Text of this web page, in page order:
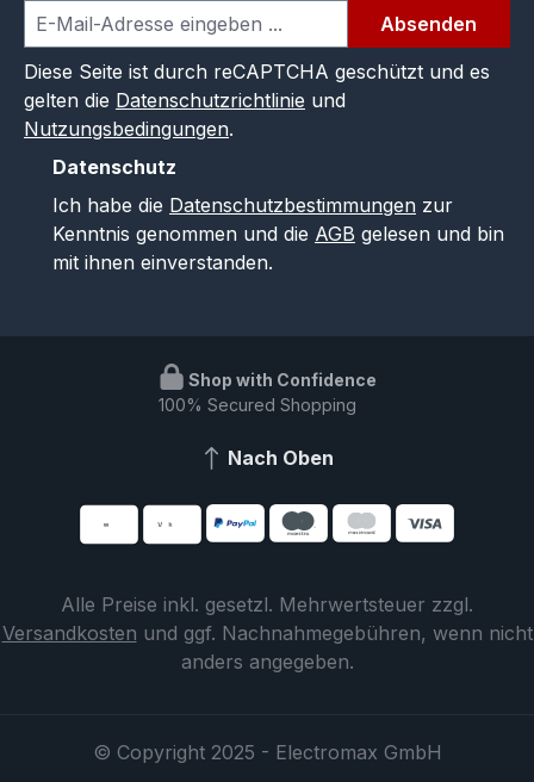
Absenden
Diese Seite ist durch reCAPTCHA geschützt und es
gelten die Datenschutzrichtlinie und
Nutzungsbedingungen.
Datenschutz
Ich habe die Datenschutzbestimmungen zur
Kenntnis genommen und die AGB gelesen und bin
mit ihnen einverstanden.
Shop with Confidence
100% Secured Shopping
Nach Oben
Alle Preise inkl. gesetzl. Mehrwertsteuer zzgl.
Versandkosten und ggf. Nachnahmegebühren, wenn nicht
anders angegeben.
© Copyright 2025 - Electromax GmbH